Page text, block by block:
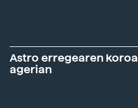
Astro erregearen koroa
agerian